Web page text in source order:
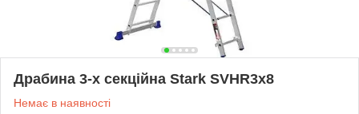
Драбина 3-х секційна Stark SVHR3x8
Немає в наявності